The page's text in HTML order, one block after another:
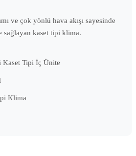
ve çok yönlü hava akışı sayesinde
kaset tipi klima.
Tipi İç Ünite
Klima